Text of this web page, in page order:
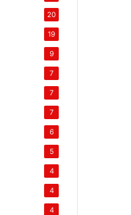
20
19
9
7
7
7
6
5
4
4
4